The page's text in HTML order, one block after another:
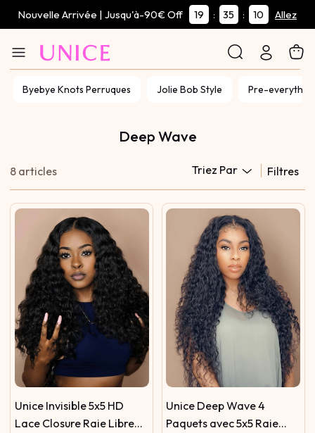
Nouvelle Arrivée | Jusqu'à-90€ Off 19 : 35 : 10 Allez
Byebye Knots Perruques Jolie Bob Style Pre-
Deep Wave
8 articles Triez Par Filtres
Unice Invisible 5x5 HD
Lace Closure Raie Libre
Unice Deep Wave 4
Paquets avec 5x5 Raie